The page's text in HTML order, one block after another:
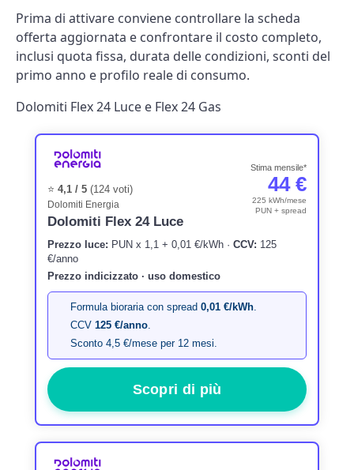
Prima di attivare conviene controllare la scheda
offerta aggiornata e confrontare il costo completo,
inclusi quota fissa, durata delle condizioni, sconti del
primo anno e profilo reale di consumo.
Dolomiti Flex 24 Luce e Flex 24 Gas
⭐ 4,1 / 5(124 voti)
Dolomiti Energia
Dolomiti Flex 24 Luce
Stima mensile*
44 €
225 kWh/mese
PUN + spread
Prezzo luce: PUN x 1,1 + 0,01 €/kWh · CCV: 125
€/anno
Prezzo indicizzato · uso domestico
Formula bioraria con spread 0,01 €/kWh.
CCV 125 €/anno.
Sconto 4,5 €/mese per 12 mesi.
Scopri di più